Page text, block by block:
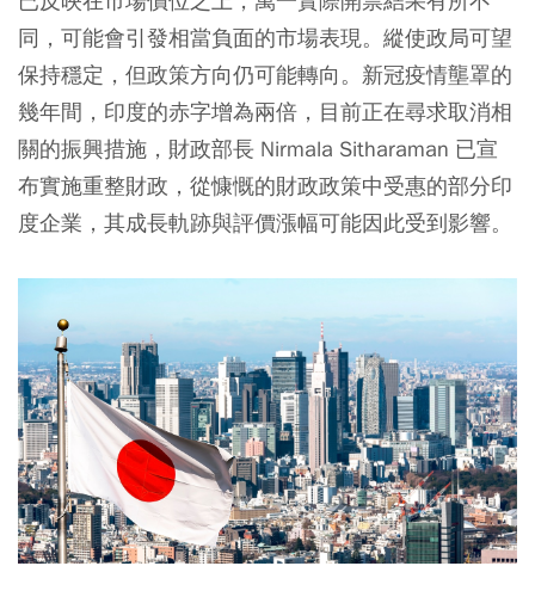
同，可能會引發相當負面的市場表現。縱使政局可望
保持穩定，但政策方向仍可能轉向。新冠疫情壟罩的
幾年間，印度的赤字增為兩倍，目前正在尋求取消相
關的振興措施，財政部長 Nirmala Sitharaman 已宣
布實施重整財政，從慷慨的財政政策中受惠的部分印
度企業，其成長軌跡與評價漲幅可能因此受到影響。